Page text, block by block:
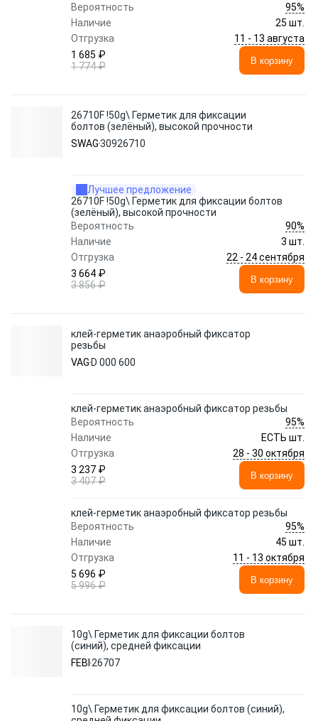
Вероятность
95%
Наличие
25 шт.
Отгрузка
11 - 13 августа
1 685 ₽
1 774 ₽
В корзину
26710F !50g\ Герметик для фиксации
болтов (зелёный), высокой прочности
SWAG30926710
Лучшее предложение
26710F !50g\ Герметик для фиксации болтов
(зелёный), высокой прочности
Вероятность
90%
Наличие
3 шт.
Отгрузка
22 - 24 сентября
3 664 ₽
3 856 ₽
В корзину
клей-герметик анаэробный фиксатор
резьбы
VAG D 000 600
клей-герметик анаэробный фиксатор резьбы
Вероятность
95%
Наличие
ЕСТЬ шт.
Отгрузка
28 - 30 октября
3 237 ₽
3 407 ₽
В корзину
клей-герметик анаэробный фиксатор резьбы
Вероятность
95%
Наличие
45 шт.
Отгрузка
11 - 13 октября
5 696 ₽
5 996 ₽
В корзину
10g\ Герметик для фиксации болтов
(синий), средней фиксации
FEBI 26707
10g\ Герметик для фиксации болтов (синий),